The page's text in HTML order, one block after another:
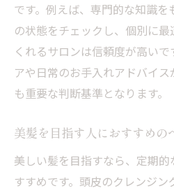
口コミを参考にサロ
施術の安全性と衛生
ヘッドスパの効果や
確認
ツ
ヘッドスパ選びで後
です。例えば、専門的な知識
の状態をチェックし、個別に
くれるサロンは信頼度が高い
アや日常のお手入れアドバイ
も重要な判断基準となります。
美髪を目指す人におすすめの
美しい髪を目指すなら、定期
すすめです。頭皮のクレンジ